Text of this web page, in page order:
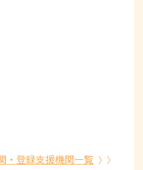
・登録支援機関一覧